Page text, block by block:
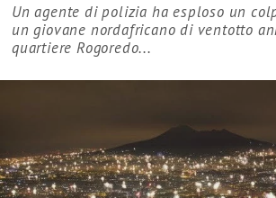
Un agente di polizia ha esploso un
un giovane nordafricano di ventotto
quartiere Rogoredo...